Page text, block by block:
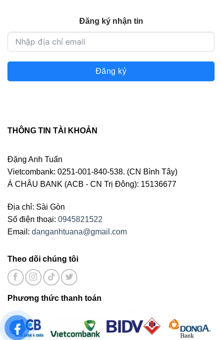
Đăng ký nhận tin
Đăng ký
THÔNG TIN TÀI KHOẢN
Đặng Anh Tuấn
Vietcombank: 0251-001-840-538. (CN Bình Tây)
Á CHÂU BANK (ACB - CN Trị Đông): 15136677
Địa chỉ: Sài Gòn
Số điện thoại: 0945821522
Email: danganhtuana@gmail.com
Theo dõi chúng tôi
Phương thức thanh toán